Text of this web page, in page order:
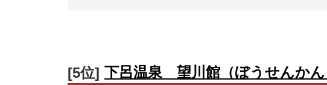
[5位] 下呂温泉 望川館（ぼうせんかん